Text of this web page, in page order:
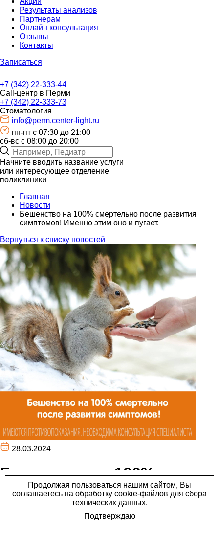
Результаты анализов
Партнерам
Онлайн консультация
Отзывы
Контакты
Записаться
+7 (342) 22-333-44
Call-центр в Перми
+7 (342) 22-333-73
Стоматология
info@perm.center-light.ru
пн-пт c 07:30 до 21:00
сб-вс с 08:00 до 20:00
Начните вводить название услуги
или интересующее отделение
поликлиники
Главная
Новости
Бешенство на 100% смертельно после развития
симптомов! Именно этим оно и пугает.
Вернуться к списку новостей
28.03.2024
Бешенство на 100%
смертельно после
развития симптомов!
Именно этим оно и пугает.